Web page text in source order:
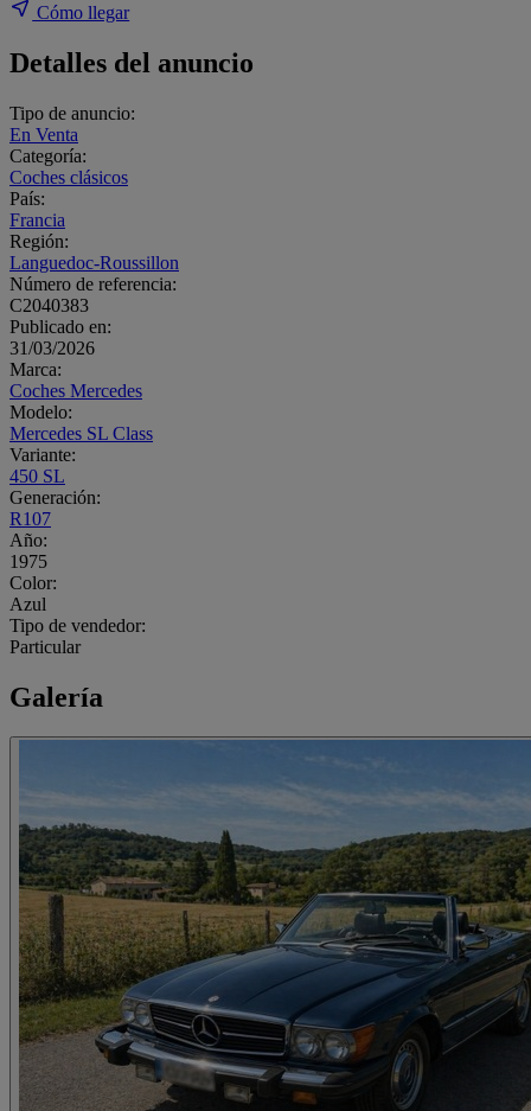
Cómo llegar
Detalles del anuncio
Tipo de anuncio:
En Venta
Categoría:
Coches clásicos
País:
Francia
Región:
Languedoc-Roussillon
Número de referencia:
C2040383
Publicado en:
31/03/2026
Marca:
Coches Mercedes
Modelo:
Mercedes SL Class
Variante:
450 SL
Generación:
R107
Año:
1975
Color:
Azul
Tipo de vendedor:
Particular
Galería